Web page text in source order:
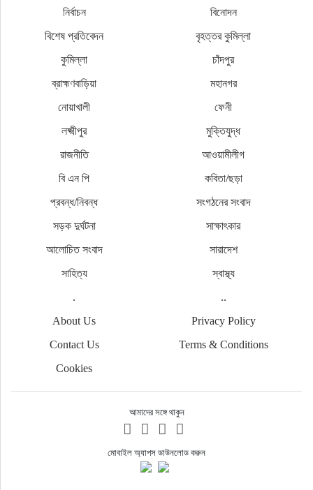
নির্বাচন
বিনোদন
বিশেষ প্রতিবেদন
বৃহত্তর কুমিল্লা
কুমিল্লা
চাঁদপুর
ব্রাহ্মণবাড়িয়া
মহানগর
নোয়াখালী
ফেনী
লক্ষ্মীপুর
মুক্তিযুদ্ধ
রাজনীতি
আওয়ামীলীগ
বি এন পি
কবিতা/ছড়া
প্রবন্ধ/নিবন্ধ
সংগঠনের সংবাদ
সড়ক দুর্ঘটনা
সাক্ষাৎকার
আলোচিত সংবাদ
সারাদেশ
সাহিত্য
স্বাস্থ্য
.
..
About Us
Privacy Policy
Contact Us
Terms & Conditions
Cookies
আমাদের সঙ্গে থাকুন
মোবাইল অ্যাপস ডাউনলোড করুন